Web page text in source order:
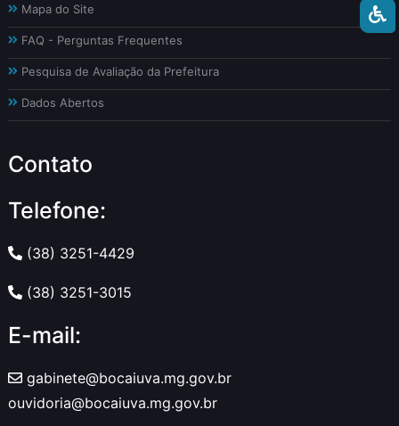
Mapa do Site
FAQ - Perguntas Frequentes
Pesquisa de Avaliação da Prefeitura
Dados Abertos
Contato
Telefone:
(38) 3251-4429
(38) 3251-3015
E-mail:
gabinete@bocaiuva.mg.gov.br
ouvidoria@bocaiuva.mg.gov.br